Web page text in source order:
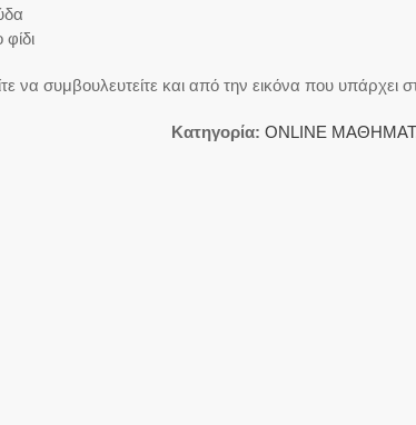
να συμβουλευτείτε και από την εικόνα που υπάρχει
Κατηγορία: ΟNLINE